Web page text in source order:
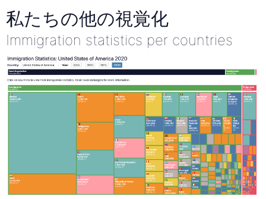
私たちの他の視覚化
Immigration statistics per countries